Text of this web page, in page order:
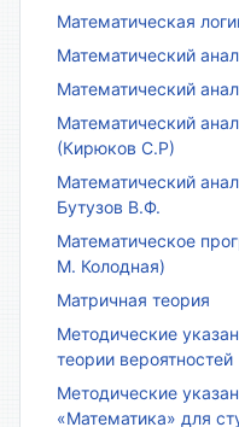
Математическая
Математический
Математический
Математический
(Кирюков С.Р)
Математический
Бутузов В.Ф.
Математическое
М. Колодная)
Матричная теория
Методические
теории вероятностей
Методические
«Математика» для